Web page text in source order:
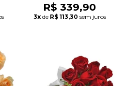
R$ 339,90
3x de R$ 113,30 sem juros